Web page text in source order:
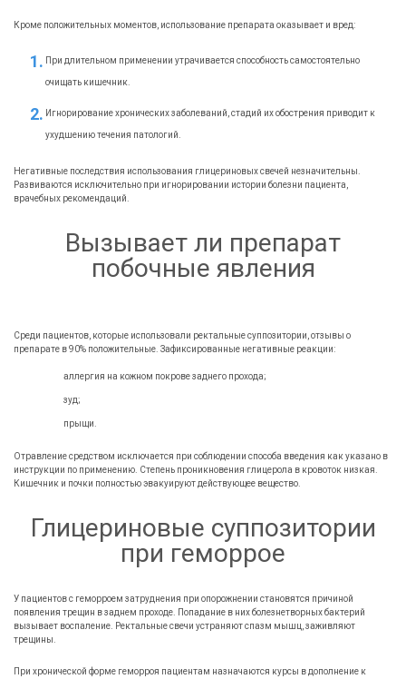
Кроме положительных моментов, использование препарата оказывает и вред:
При длительном применении утрачивается способность самостоятельно
очищать кишечник.
Игнорирование хронических заболеваний, стадий их обострения приводит к
ухудшению течения патологий.
Негативные последствия использования глицериновых свечей незначительны.
Развиваются исключительно при игнорировании истории болезни пациента,
врачебных рекомендаций.
Вызывает ли препарат
побочные явления
Среди пациентов, которые использовали ректальные суппозитории, отзывы о
препарате в 90% положительные. Зафиксированные негативные реакции:
аллергия на кожном покрове заднего прохода;
зуд;
прыщи.
Отравление средством исключается при соблюдении способа введения как указано в
инструкции по применению. Степень проникновения глицерола в кровоток низкая.
Кишечник и почки полностью эвакуируют действующее вещество.
Глицериновые суппозитории
при геморрое
У пациентов с геморроем затруднения при опорожнении становятся причиной
появления трещин в заднем проходе. Попадание в них болезнетворных бактерий
вызывает воспаление. Ректальные свечи устраняют спазм мышц, заживляют
трещины.
При хронической форме геморроя пациентам назначаются курсы в дополнение к